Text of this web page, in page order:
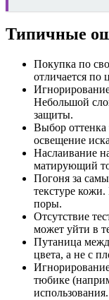
Типичные
Покупка по
отличается по
Небольшой
защиты.
Выбор оттенка
освещение
Наслаивание
матирующий
Погоня за
текстуре
поры.
Отсутствие
может уйти в
Путаница
цвета, а не с
тюбике
использования.